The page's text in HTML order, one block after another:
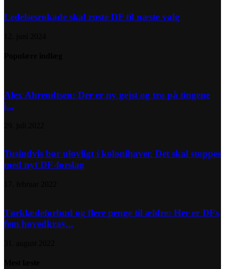
Ledelsesrokade skal ruste DF til næste valg
Alex Ahrendtsen: Der er ny gejst og tro på tingene
i...
Tusindvis bor ulovligt i kolonihaver. Det skal stoppes
med nyt DF-forslag
Tørklædeforbud og flere penge til ældre: Her er DFs
fem hovedkrav...